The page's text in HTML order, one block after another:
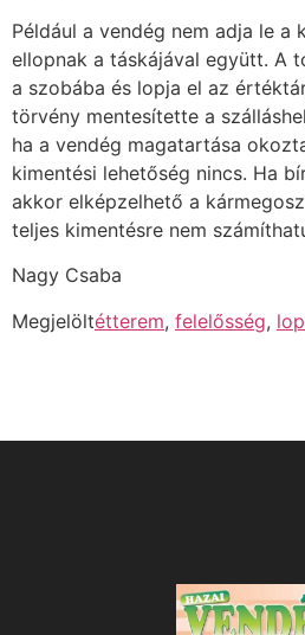
Például a vendég nem adja le a
ellopnak a táskájával együtt. A
a szobába és lopja el az
törvény mentesítette a
ha a vendég magatartása
kimentési lehetőség nincs. Ha
akkor elképzelhető a
teljes kimentésre nem
Nagy Csaba
Megjelöltétterem, felelősség,